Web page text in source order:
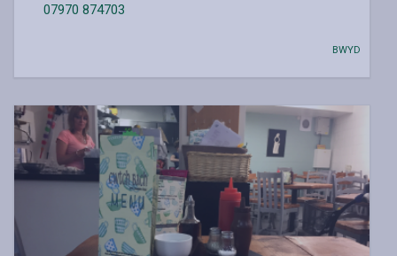
07970 874703
BWYD